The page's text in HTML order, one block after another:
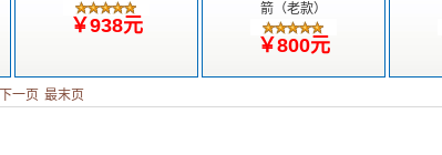
￥938元
箭（老款）
￥800元
下一页 最末页